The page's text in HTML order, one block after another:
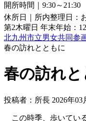
開所時間｜9:30～21:30
休所日｜所内整理日：
第2木曜日 年末年始：
北九州市立男女共同参
春の訪れとともに
春の訪れ
投稿者：所長 2026年03
この時季、歩いてい